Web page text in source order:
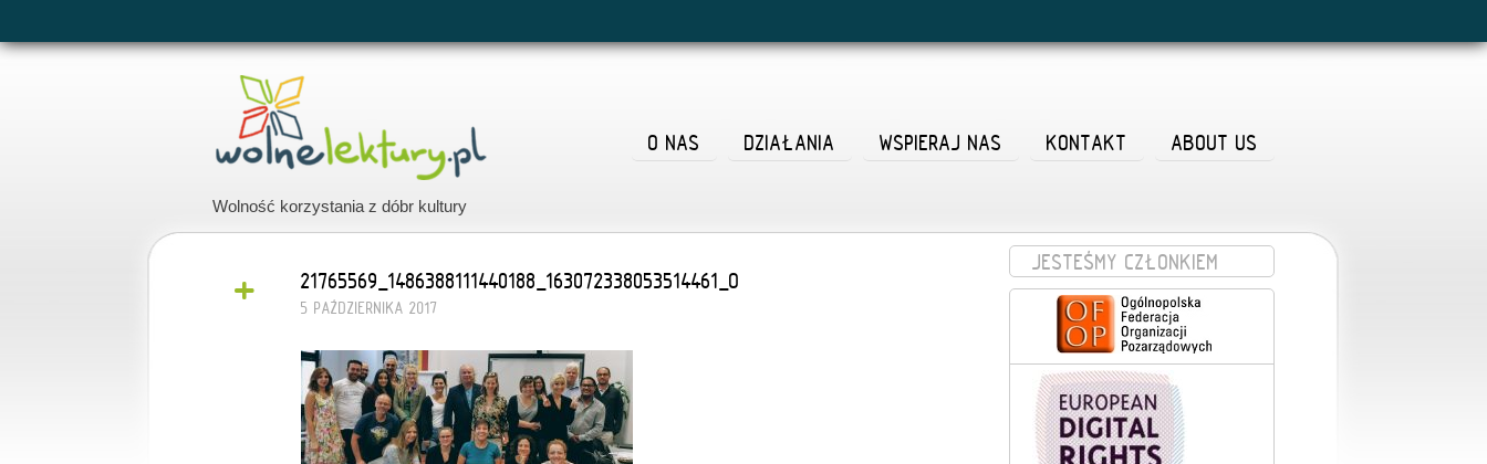
Wolność korzystania z dóbr kultury
ABOUT US
KONTAKT
WSPIERAJ NAS
DZIAŁANIA
O NAS
+ 21765569_1486388111440188_163072338053514461_O
5 PAŹDZIERNIKA 2017
JESTEŚMY CZŁONKIEM